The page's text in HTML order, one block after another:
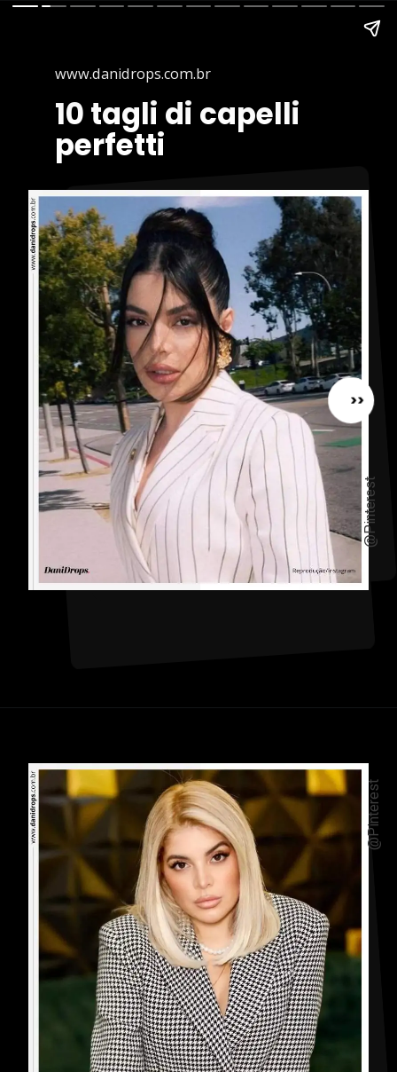
@Pinterest
10 tagli di capelli
perfetti
10 tagli di capelli
perfetti
www.danidrops.com.br
www.danidrops.com.br
<<
@Pinterest